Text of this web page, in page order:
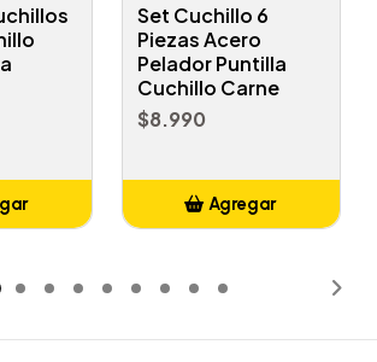
Set Cuchillo 6
Piezas Acero
Pelador Puntilla
Cuchillo Carne
$8.990
Agregar